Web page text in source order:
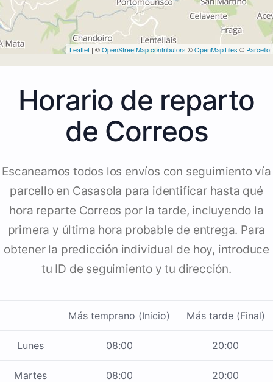
Leaflet | ©OpenStreetMap contributors ©OpenMapTiles © Parcello
Horario de reparto
de Correos
Escaneamos todos los envíos con seguimiento vía
parcello en Casasola para identificar hasta qué
hora reparte Correos por la tarde, incluyendo la
primera y última hora probable de entrega. Para
obtener la predicción individual de hoy, introduce
tu ID de seguimiento y tu dirección.
Más temprano (Inicio) Más tarde (Final)
Lunes 08:00 20:00
Martes 08:00 20:00